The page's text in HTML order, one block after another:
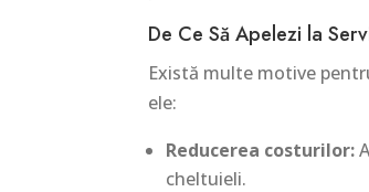
De Ce Să Apelezi la
Există multe motive
ele:
Reducerea costurilor:
cheltuieli.